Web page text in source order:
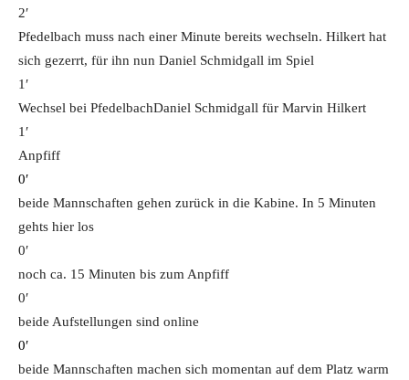
2′
Pfedelbach muss nach einer Minute bereits wechseln. Hilkert hat
sich gezerrt, für ihn nun Daniel Schmidgall im Spiel
1′
Wechsel bei PfedelbachDaniel Schmidgall für Marvin Hilkert
1′
Anpfiff
0′
beide Mannschaften gehen zurück in die Kabine. In 5 Minuten
gehts hier los
0′
noch ca. 15 Minuten bis zum Anpfiff
0′
beide Aufstellungen sind online
0′
beide Mannschaften machen sich momentan auf dem Platz warm